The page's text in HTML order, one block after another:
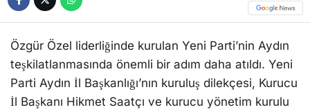
Özgür Özel liderliğinde kurulan Yeni Parti’nin Aydın
teşkilatlanmasında önemli bir adım daha atıldı. Yeni
Parti Aydın İl Başkanlığı’nın kuruluş dilekçesi, Kurucu
İl Başkanı Hikmet Saatçı ve kurucu yönetim kurulu